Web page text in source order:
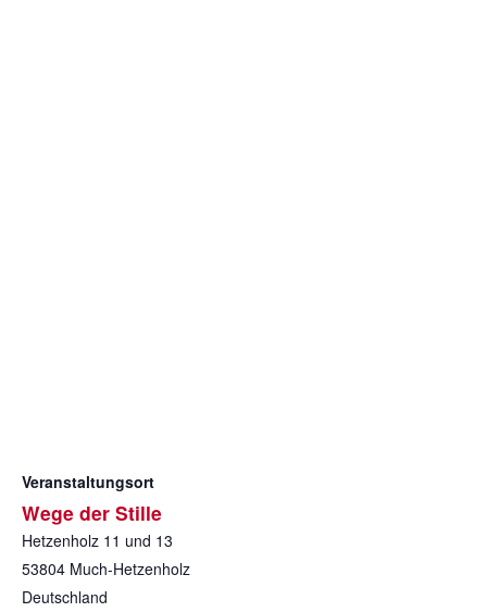
Veranstaltungsort
Wege der Stille
Hetzenholz 11 und 13
53804 Much-Hetzenholz
Deutschland